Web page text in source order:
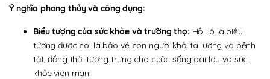
Ý nghĩa phong thủy và công dụng:
Biểu tượng của sức khỏe và trường thọ: Hồ Lô là biểu
tượng được coi là bảo vệ con người khỏi tai ương và bệnh
tật, đồng thời tượng trưng cho cuộc sống dài lâu và sức
khỏe viên mãn.